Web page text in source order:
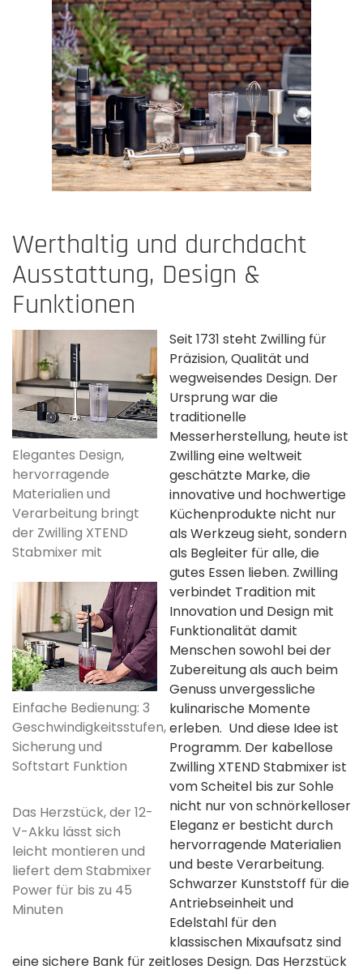
Werthaltig und durchdacht
Ausstattung, Design &
Funktionen
Elegantes Design,
hervorragende
Materialien und
Verarbeitung bringt
der Zwilling XTEND
Stabmixer mit
Einfache Bedienung: 3
Geschwindigkeitsstufen,
Sicherung und
Softstart Funktion
Das Herzstück, der 12-
V-Akku lässt sich
leicht montieren und
liefert dem Stabmixer
Power für bis zu 45
Minuten
Seit 1731 steht Zwilling für
Präzision, Qualität und
wegweisendes Design. Der
Ursprung war die
traditionelle
Messerherstellung, heute ist
Zwilling eine weltweit
geschätzte Marke, die
innovative und hochwertige
Küchenprodukte nicht nur
als Werkzeug sieht, sondern
als Begleiter für alle, die
gutes Essen lieben. Zwilling
verbindet Tradition mit
Innovation und Design mit
Funktionalität damit
Menschen sowohl bei der
Zubereitung als auch beim
Genuss unvergessliche
kulinarische Momente
erleben. Und diese Idee ist
Programm. Der kabellose
Zwilling XTEND Stabmixer ist
vom Scheitel bis zur Sohle
nicht nur von schnörkelloser
Eleganz er besticht durch
hervorragende Materialien
und beste Verarbeitung.
Schwarzer Kunststoff für die
Antriebseinheit und
Edelstahl für den
klassischen Mixaufsatz sind
eine sichere Bank für zeitloses Design. Das Herzstück